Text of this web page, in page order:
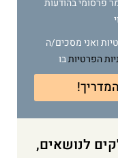
פרסומי בהודעות
ואני מסכים/ה
הפרטיותבו
לנושאים,